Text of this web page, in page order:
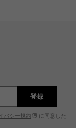
登録
バシー規約
に同意した